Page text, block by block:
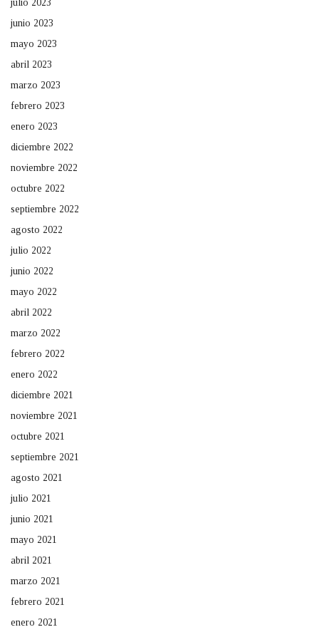
julio 2023
junio 2023
mayo 2023
abril 2023
marzo 2023
febrero 2023
enero 2023
diciembre 2022
noviembre 2022
octubre 2022
septiembre 2022
agosto 2022
julio 2022
junio 2022
mayo 2022
abril 2022
marzo 2022
febrero 2022
enero 2022
diciembre 2021
noviembre 2021
octubre 2021
septiembre 2021
agosto 2021
julio 2021
junio 2021
mayo 2021
abril 2021
marzo 2021
febrero 2021
enero 2021